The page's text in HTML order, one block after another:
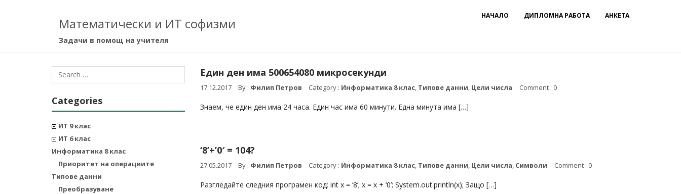
Математически и ИТ софизми
Задачи в помощ на учителя
НАЧАЛО ДИПЛОМНА РАБОТА АНКЕТА
Categories
ИТ 9 клас
ИТ 6 клас
Информатика 8 клас
Приоритет на операциите
Типове данни
Преобразуване
Един ден има 500654080 микросекунди
17.12.2017 By : Филип Петров Category : Информатика 8 клас, Типове данни, Цели числа Comment : 0
Знаем, че един ден има 24 часа. Един час има 60 минути. Една минута има […]
‘8’+’0′ = 104?
27.05.2017 By : Филип Петров Category : Информатика 8 клас, Типове данни, Цели числа, Символи Comment : 0
Разгледайте следния програмен код: int x = ‘8’; x = x + ‘0’; System.out.println(x); Защо […]